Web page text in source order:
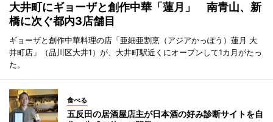
大井町にギョーザと創作中華「蓮月」 南青山、新
橋に次ぐ都内3店舗目
ギョーザと創作中華料理の店「亜細亜割烹（アジアかっぽう）蓮月 大
井町店」（品川区大井1）が、大井町駅近くにオープンして1カ月がたっ
た。
食べる
五反田の居酒屋店主が日本酒の好み診断サイトを自